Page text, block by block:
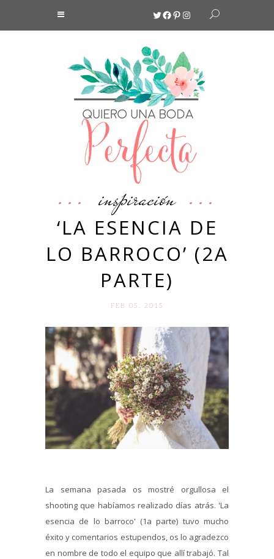
Twitter
Facebook
Pinterest
Instagram
inspiración
‘LA ESENCIA DE
LO BARROCO’ (2A
PARTE)
FEB 05. 2015
La semana pasada os mostré orgullosa el
shooting que habíamos realizado días atrás. 'La
esencia de lo barroco' (1a parte) tuvo mucho
éxito y comentarios estupendos, os lo agradezco
en nombre de todo el equipo que allí trabajó. Tal